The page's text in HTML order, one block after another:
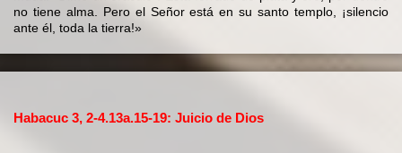
no tiene alma. Pero el Señor está en su santo templo, ¡silencio
ante él, toda la tierra!»
Habacuc 3, 2-4.13a.15-19: Juicio de Dios